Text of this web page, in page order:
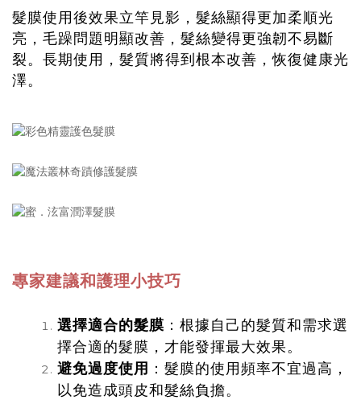
髮膜使用後效果立竿見影，髮絲顯得更加柔順光
亮，毛躁問題明顯改善，髮絲變得更強韌不易斷
裂。長期使用，髮質將得到根本改善，恢復健康光
澤。
專家建議和護理小技巧
選擇適合的髮膜 ：根據自己的髮質和需求選
擇合適的髮膜，才能發揮最大效果。
避免過度使用 ：髮膜的使用頻率不宜過高，
以免造成頭皮和髮絲負擔。